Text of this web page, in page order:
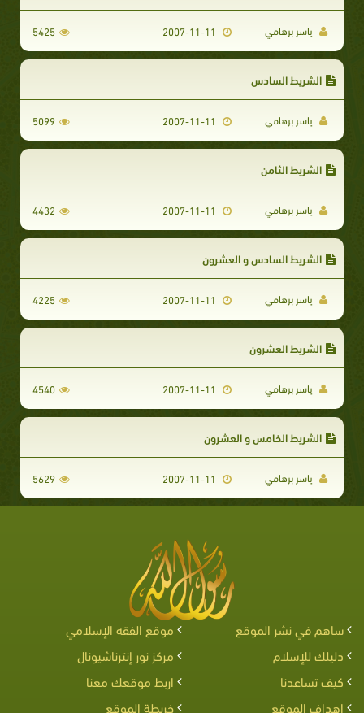
ياسر برهامي 5425
الشريط السادس
ياسر برهامي 5099
الشريط الثامن
ياسر برهامي 4432
الشريط السادس و العشرون
ياسر برهامي 4225
الشريط العشرون
ياسر برهامي 4540
الشريط الخامس و العشرون
ياسر برهامي 5629
ساهم في نشر الموقع
موقع الفقه الإسلامي
دليلك للإسلام
مركز نور إنترناشيونال
كيف تساعدنا
اربط موقعك معنا
اهداف الموقع
خريطة الموقع